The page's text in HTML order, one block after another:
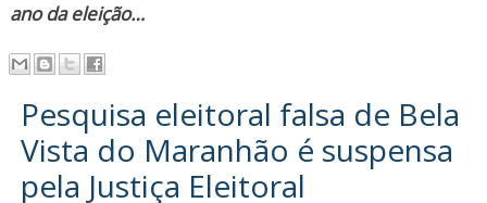
ano da eleição…
Pesquisa eleitoral falsa de Bela
Vista do Maranhão é suspensa
pela Justiça Eleitoral